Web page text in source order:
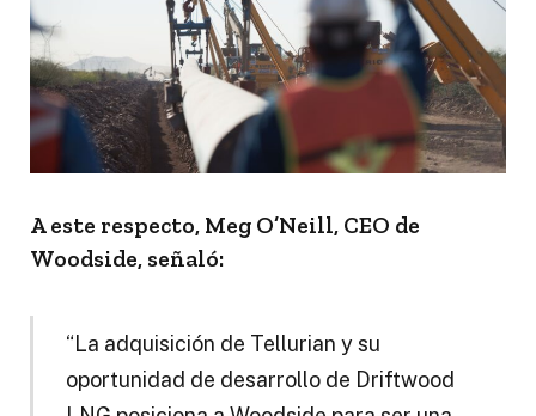
A este respecto, Meg O’Neill, CEO de
Woodside, señaló:
“La adquisición de Tellurian y su
oportunidad de desarrollo de Driftwood